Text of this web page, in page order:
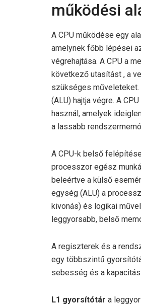
működési
A CPU működése egy
amelynek főbb lépései
végrehajtása. A CPU a
következő utasítást , a
szükséges
(ALU) hajtja végre. A
használ, amelyek
a lassabb
A CPU-k belső
processzor egész
beleértve a külső
egység (ALU) a
kivonás) és logikai
leggyorsabb, belső
A regiszterek és a
egy többszintű
sebesség és a
L1 gyorsítótár a